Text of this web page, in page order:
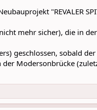
"REVALER
mehr sicher), die in
geschlossen, sobald der
Modersonbrücke